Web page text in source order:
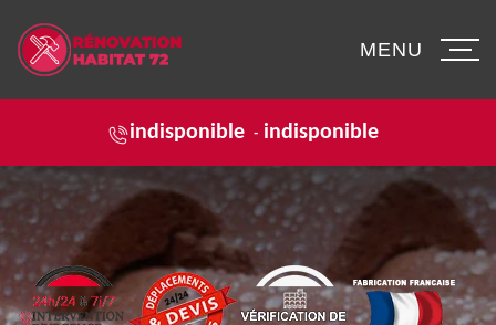
indisponible - indisponible
MENU